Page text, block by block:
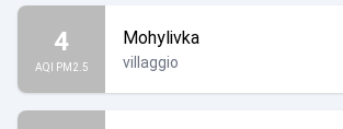
4
AQI PM2.5
Mohylivka
villaggio